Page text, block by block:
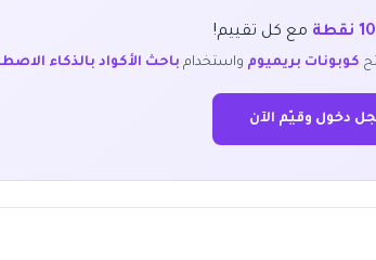
10 نقطة مع كل تقييم!
كوبونات بريميوم واستخدام باحث الأكواد بالذكاء
دخول وقيّم الآن